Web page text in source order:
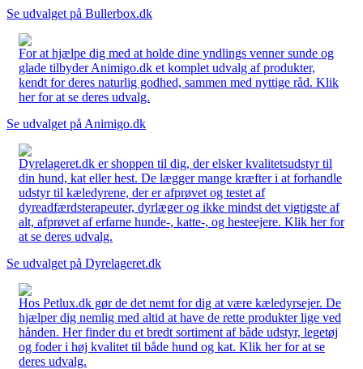
Se udvalget på Bullerbox.dk
For at hjælpe dig med at holde dine yndlings venner sunde og
glade tilbyder Animigo.dk et komplet udvalg af produkter,
kendt for deres naturlig godhed, sammen med nyttige råd. Klik
her for at se deres udvalg.
Se udvalget på Animigo.dk
Dyrelageret.dk er shoppen til dig, der elsker kvalitetsudstyr til
din hund, kat eller hest. De lægger mange kræfter i at forhandle
udstyr til kæledyrene, der er afprøvet og testet af
dyreadfærdsterapeuter, dyrlæger og ikke mindst det vigtigste af
alt, afprøvet af erfarne hunde-, katte-, og hesteejere. Klik her for
at se deres udvalg.
Se udvalget på Dyrelageret.dk
Hos Petlux.dk gør de det nemt for dig at være kæledyrsejer. De
hjælper dig nemlig med altid at have de rette produkter lige ved
hånden. Her finder du et bredt sortiment af både udstyr, legetøj
og foder i høj kvalitet til både hund og kat. Klik her for at se
deres udvalg.